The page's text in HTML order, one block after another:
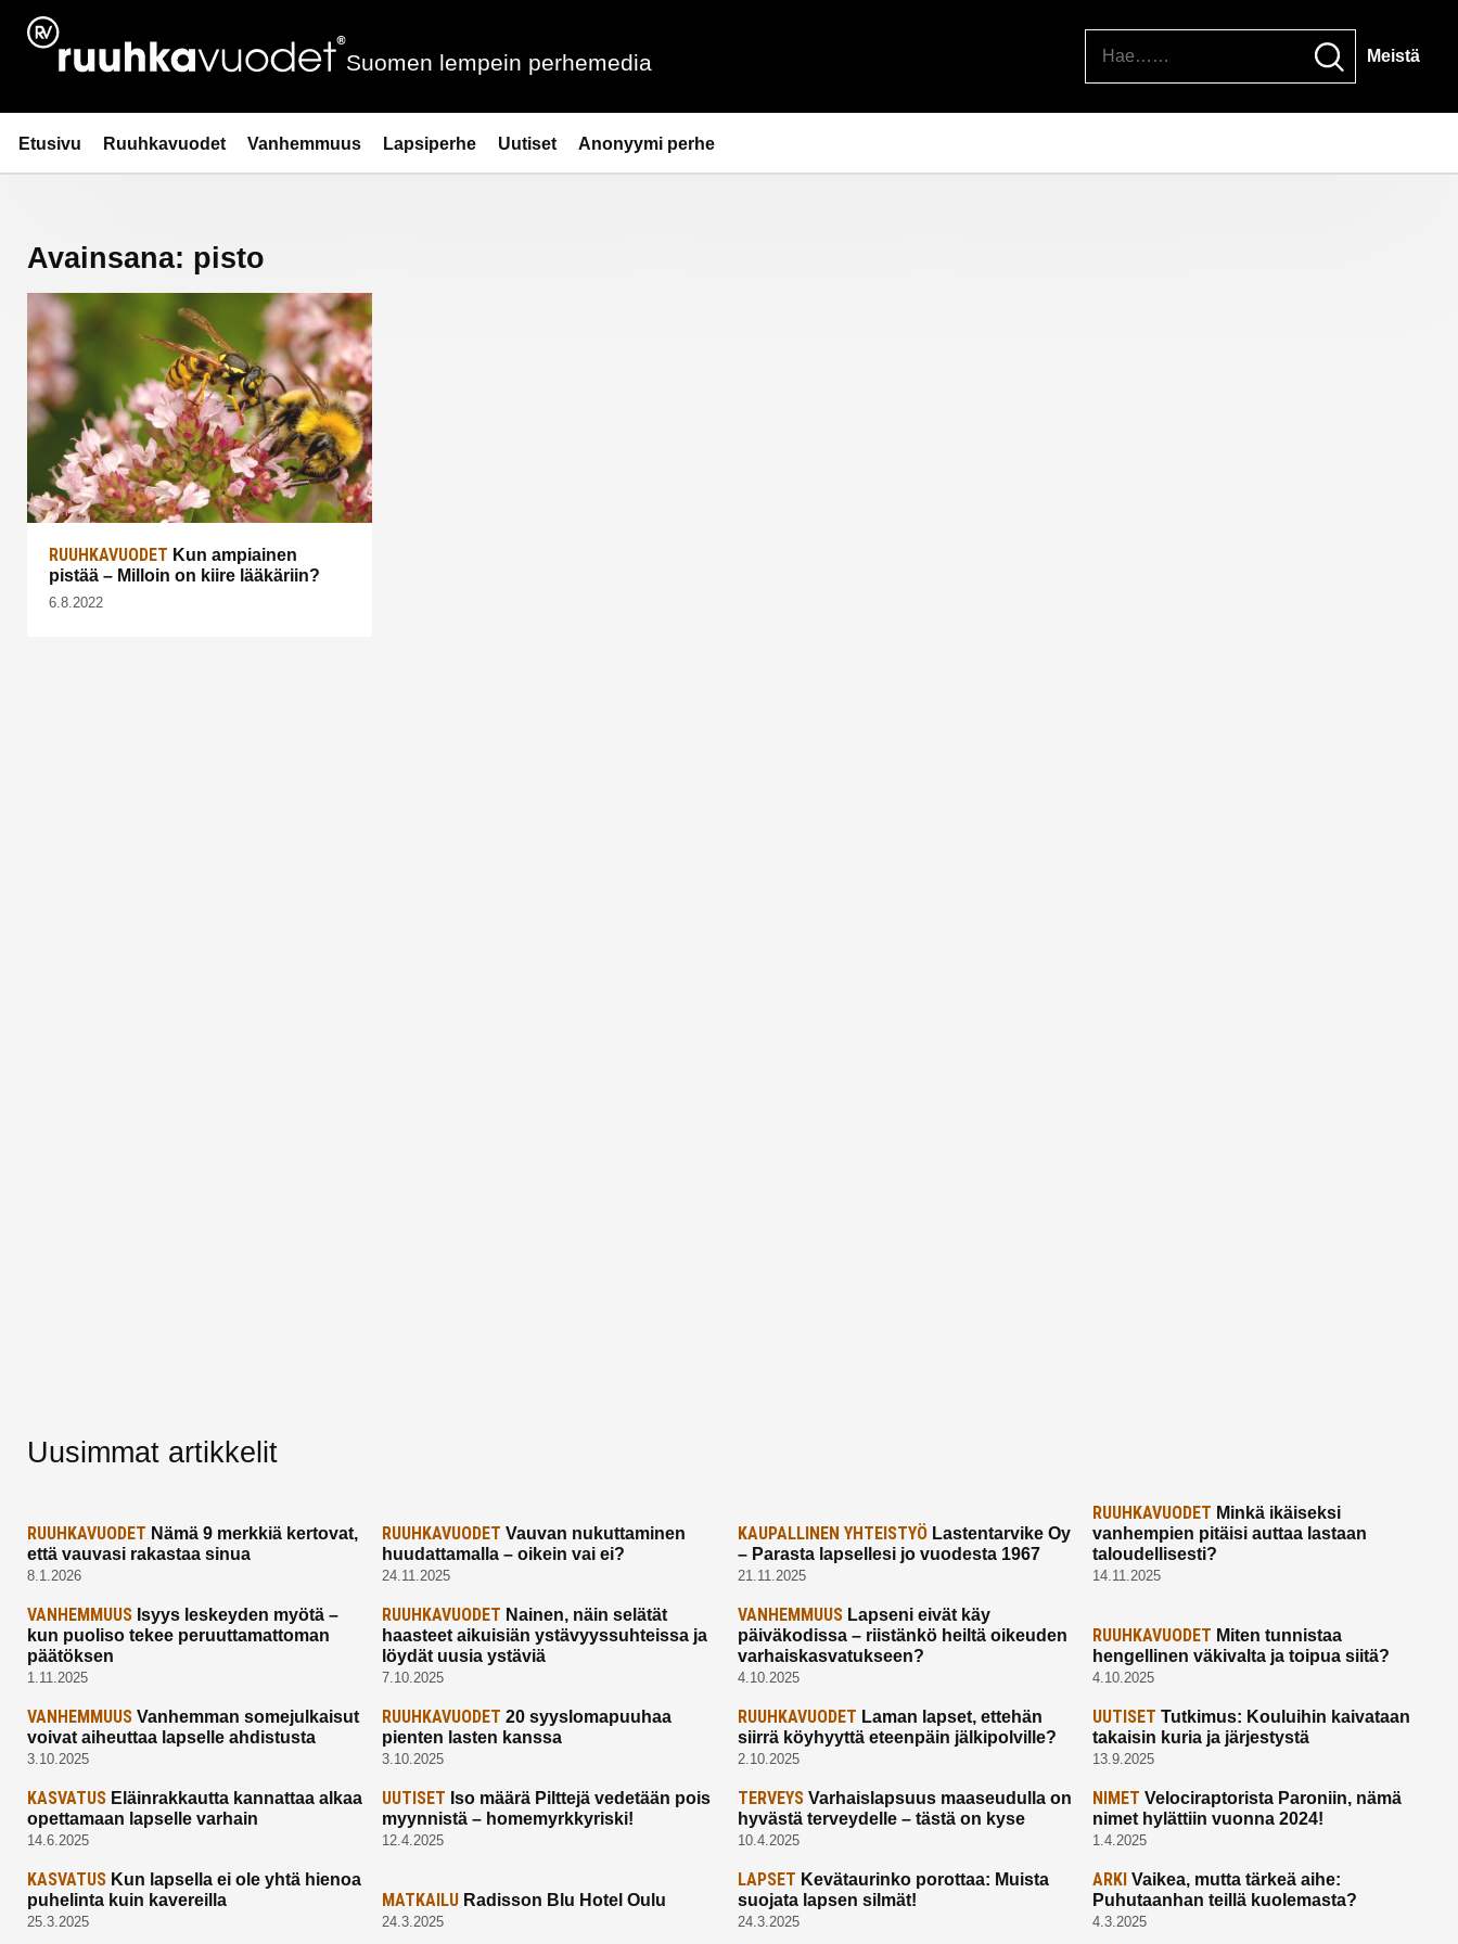
Siirry
sisältöön
Ruuhkavuodet.fi
Suomen lempein perhemedia Meistä
Etusivu Ruuhkavuodet Vanhemmuus Lapsiperhe Uutiset Anonyymi perhe
Avainsana: pisto
RUUHKAVUODET Kun ampiainen
pistää – Milloin on kiire lääkäriin?
6.8.2022
Uusimmat artikkelit
RUUHKAVUODET Nämä 9 merkkiä kertovat,
että vauvasi rakastaa sinua
8.1.2026
RUUHKAVUODET Vauvan nukuttaminen
huudattamalla – oikein vai ei?
24.11.2025
KAUPALLINEN YHTEISTYÖLastentarvike Oy
– Parasta lapsellesi jo vuodesta 1967
21.11.2025
RUUHKAVUODET Minkä ikäiseksi
vanhempien pitäisi auttaa lastaan
taloudellisesti?
14.11.2025
VANHEMMUUS Isyys leskeyden myötä –
kun puoliso tekee peruuttamattoman
päätöksen
1.11.2025
RUUHKAVUODET Nainen, näin selätät
haasteet aikuisiän ystävyyssuhteissa ja
löydät uusia ystäviä
7.10.2025
VANHEMMUUSLapseni eivät käy
päiväkodissa – riistänkö heiltä oikeuden
varhaiskasvatukseen?
4.10.2025
RUUHKAVUODET Miten tunnistaa
hengellinen väkivalta ja toipua siitä?
4.10.2025
VANHEMMUUS Vanhemman somejulkaisut
voivat aiheuttaa lapselle ahdistusta
3.10.2025
RUUHKAVUODET 20 syyslomapuuhaa
pienten lasten kanssa
3.10.2025
RUUHKAVUODET Laman lapset, ettehän
siirrä köyhyyttä eteenpäin jälkipolville?
2.10.2025
UUTISET Tutkimus: Kouluihin kaivataan
takaisin kuria ja järjestystä
13.9.2025
KASVATUS Eläinrakkautta kannattaa alkaa
opettamaan lapselle varhain
14.6.2025
UUTISET Iso määrä Pilttejä vedetään pois
myynnistä – homemyrkkyriski!
12.4.2025
TERVEYSVarhaislapsuus maaseudulla on
hyvästä terveydelle – tästä on kyse
10.4.2025
NIMET Velociraptorista Paroniin, nämä
nimet hylättiin vuonna 2024!
1.4.2025
KASVATUS Kun lapsella ei ole yhtä hienoa
puhelinta kuin kavereilla
25.3.2025
MATKAILU Radisson Blu Hotel Oulu
24.3.2025
LAPSET Kevätaurinko porottaa: Muista
suojata lapsen silmät!
24.3.2025
ARKI Vaikea, mutta tärkeä aihe:
Puhutaanhan teillä kuolemasta?
4.3.2025